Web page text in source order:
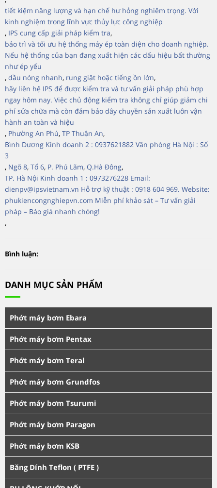
tiết kiệm năng lượng và hạn chế hư hỏng nghiêm trọng. Với
kinh nghiệm trong lĩnh vực thủy lực công nghiệp
, IPS cung cấp giải pháp kiểm tra,
bảo trì và tối ưu hệ thống máy ép toàn diện cho doanh nghiệp.
Nếu hệ thống của bạn đang xuất hiện các dấu hiệu bất thường
như ép yếu
, dầu nóng nhanh, rung giật hoặc tiếng ồn lớn,
hãy liên hệ IPS để được kiểm tra và tư vấn giải pháp phù hợp
ngay hôm nay. Việc chủ động kiểm tra không chỉ giúp giảm chi
phí sửa chữa mà còn đảm bảo dây chuyền sản xuất luôn vận
hành an toàn và hiệu
, Phường An Phú, TP Thuận An,
Bình Dương Kinh doanh 2 : 0937621882 Văn phòng Hà Nội : Số
3
, Ngõ 8, Tổ 6, P. Phú Lãm, Q.Hà Đông,
TP. Hà Nội Kinh doanh 1 : 0973276228 Email:
dienpv@ipsvietnam.vn Hỗ trợ kỹ thuật : 0918 604 969. Website:
phukiencongnghiepvn.com Miễn phí khảo sát – Tư vấn giải
pháp – Báo giá nhanh chóng!
,
Bình luận:
DANH MỤC SẢN PHẨM
Phớt máy bơm Ebara
Phớt máy bơm Pentax
Phớt máy bơm Teral
Phớt máy bơm Grundfos
Phớt máy bơm Tsurumi
Phớt máy bơm Paragon
Phớt máy bơm KSB
Băng Dính Teflon ( PTFE )